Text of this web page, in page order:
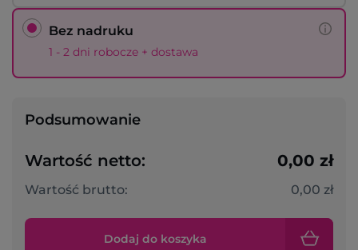
Bez nadruku
1 - 2 dni robocze + dostawa
Podsumowanie
Wartość netto: 0,00 zł
Wartość brutto: 0,00 zł
Dodaj do koszyka